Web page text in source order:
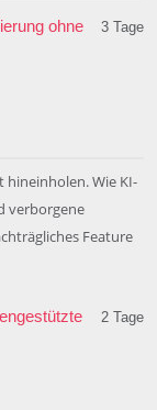
ohne
3 Tage
hineinholen. Wie KI-
verborgene
Feature
2 Tage